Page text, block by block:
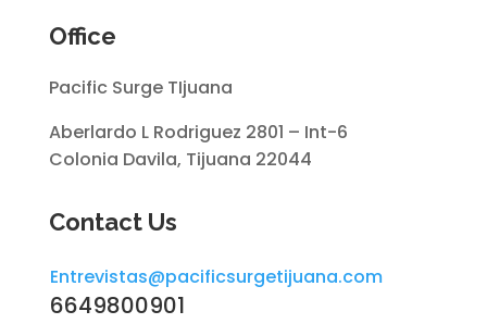
Office
Pacific Surge TIjuana
Aberlardo L Rodriguez 2801 – Int-6
Colonia Davila, Tijuana 22044
Contact Us
Entrevistas@pacificsurgetijuana.com
6649800901